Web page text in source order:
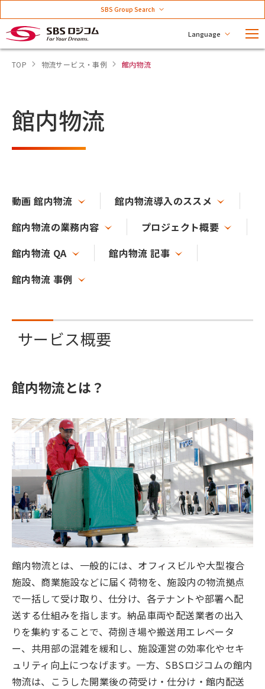
Language
SBS Group Search
TOP 物流サービス・事例 館内物流
館内物流
動画 館内物流
館内物流導入のススメ
館内物流の業務内容
プロジェクト概要
館内物流 QA
館内物流 記事
館内物流 事例
サービス概要
館内物流とは？
館内物流とは、一般的には、オフィスビルや大型複合
施設、商業施設などに届く荷物を、施設内の物流拠点
で一括して受け取り、仕分け、各テナントや部署へ配
送する仕組みを指します。納品車両や配送業者の出入
りを集約することで、荷捌き場や搬送用エレベータ
ー、共用部の混雑を緩和し、施設運営の効率化やセキ
ュリティ向上につなげます。一方、SBSロジコムの館内
物流は、こうした開業後の荷受け・仕分け・館内配送